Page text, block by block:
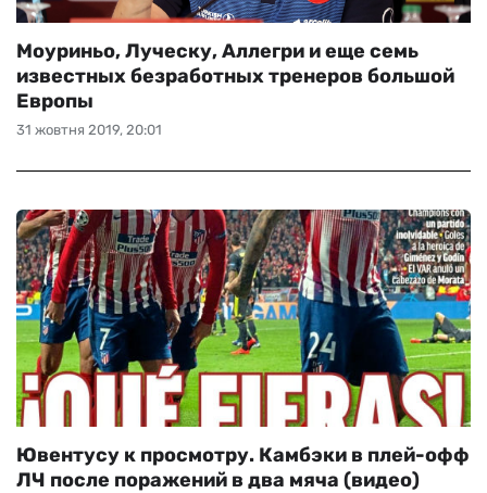
31 жовтня 2019, 20:01
Моуриньо, Луческу, Аллегри и еще семь
известных безработных тренеров большой
Европы
Ювентусу к просмотру. Камбэки в плей-офф
ЛЧ после поражений в два мяча (видео)